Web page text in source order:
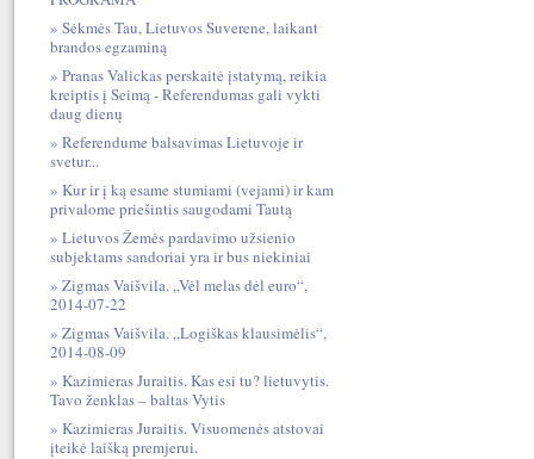
Sėkmės Tau, Lietuvos Suverene, laikant
brandos egzaminą
Pranas Valickas perskaitė įstatymą, reikia
kreiptis į Seimą - Referendumas gali vykti
daug dienų
Referendume balsavimas Lietuvoje ir
svetur...
Kur ir į ką esame stumiami (vejami) ir kam
privalome priešintis saugodami Tautą
Lietuvos Žemės pardavimo užsienio
subjektams sandoriai yra ir bus niekiniai
Zigmas Vaišvila. „Vėl melas dėl euro“,
2014-07-22
Zigmas Vaišvila. „Logiškas klausimėlis“,
2014-08-09
Kazimieras Juraitis. Kas esi tu? lietuvytis.
Tavo ženklas – baltas Vytis
Kazimieras Juraitis. Visuomenės atstovai
įteikė laišką premjerui.